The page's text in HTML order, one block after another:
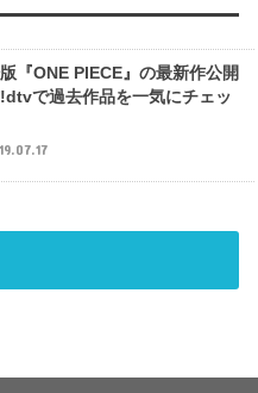
『ONE PIECE』の最新作公開
で過去作品を一気にチェッ